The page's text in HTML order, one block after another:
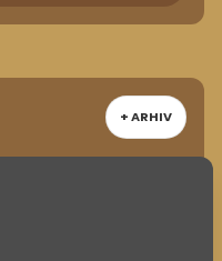
+ ARHIV